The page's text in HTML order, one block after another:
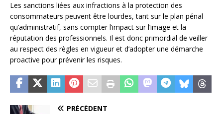
Les sanctions liées aux infractions à la protection des
consommateurs peuvent être lourdes, tant sur le plan pénal
qu’administratif, sans compter l’impact sur l’image et la
réputation des professionnels. Il est donc primordial de veiller
au respect des règles en vigueur et d’adopter une démarche
proactive pour prévenir les risques.
PRÉCÉDENT